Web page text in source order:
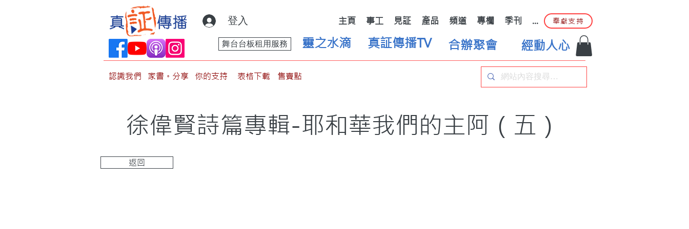
登入 主頁 事工 見証 產品 頻道 專欄 季刊 ... 奉獻支持
靈之水滴
舞台台板租用服務 真証傳播TV 合辦聚會 經動人心
認識我們 家書。分享 你的支持 表格下載 售賣點
徐偉賢詩篇專輯-耶和華我們的主阿（五）
返回